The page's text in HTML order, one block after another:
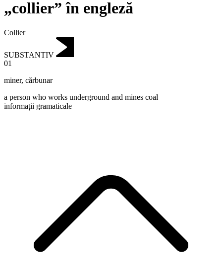
„collier” în engleză
Collier
SUBSTANTIV
01
miner, cărbunar
a person who works underground and mines coal
informații gramaticale